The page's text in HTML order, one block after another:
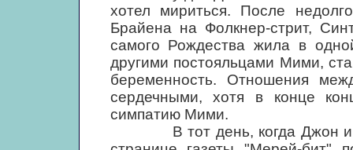
хотел мириться. После
Брайена на Фолкнер-стрит,
самого Рождества жила в
другими постояльцами Мими,
беременность. Отношения
сердечными, хотя в конце
симпатию Мими.
В тот день, когда Джон и